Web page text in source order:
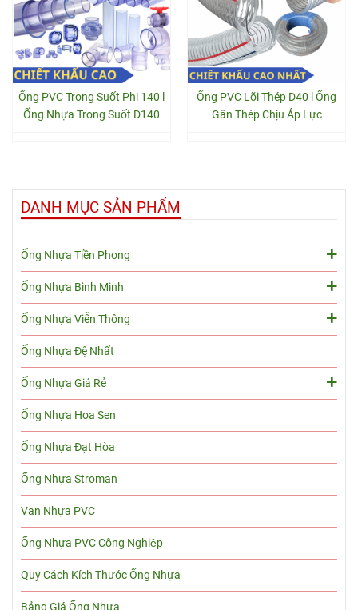
Ống PVC Trong Suốt Phi 140 l
Ống Nhựa Trong Suốt D140
Ống PVC Lõi Thép D40 l Ống
Gân Thép Chịu Áp Lực
DANH MỤC SẢN PHẨM
Ống Nhựa Tiền Phong
Ống Nhựa Bình Minh
Ống Nhựa Viễn Thông
Ống Nhựa Đệ Nhất
Ống Nhựa Giá Rẻ
Ống Nhựa Hoa Sen
Ống Nhựa Đạt Hòa
Ống Nhựa Stroman
Van Nhựa PVC
Ống Nhựa PVC Công Nghiệp
Quy Cách Kích Thước Ống Nhựa
Bảng Giá Ống Nhựa